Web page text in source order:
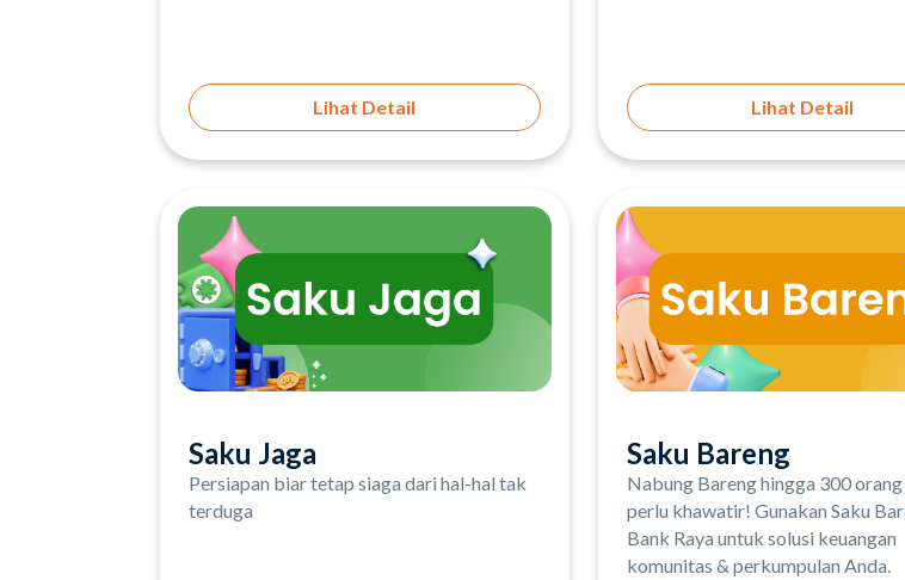
Lihat Detail Lihat Detail
Saku Jaga
Persiapan biar tetap siaga dari hal-hal tak
terduga
Saku Bareng
Nabung Bareng hingga 300
perlu khawatir! Gunakan Saku
Bank Raya untuk solusi keuangan
komunitas & perkumpulan Anda.